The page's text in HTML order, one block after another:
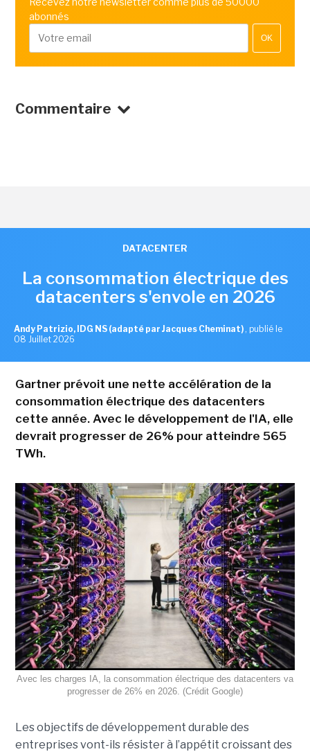
abonnés
OK
Commentaire
DATACENTER
La consommation électrique des
datacenters s'envole en 2026
Andy Patrizio, IDG NS (adapté par Jacques Cheminat) , publié le
08 Juillet 2026
Gartner prévoit une nette accélération de la
consommation électrique des datacenters
cette année. Avec le développement de l'IA, elle
devrait progresser de 26% pour atteindre 565
TWh.
Avec les charges IA, la consommation électrique des datacenters va
progresser de 26% en 2026. (Crédit Google)
Les objectifs de développement durable des
entreprises vont-ils résister à l’appétit croissant des